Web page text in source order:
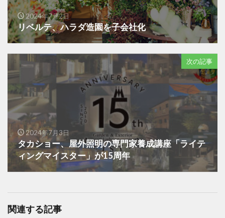
2024年7月2日
リベルテ、ハラダ造園を子会社化
次の記事
2024年7月3日
タカショー、屋外照明の専門家養成講座「ライテ
ィングマイスター」が15周年
関連する記事